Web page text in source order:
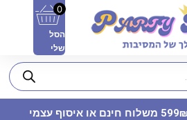
0
הסל
שלי